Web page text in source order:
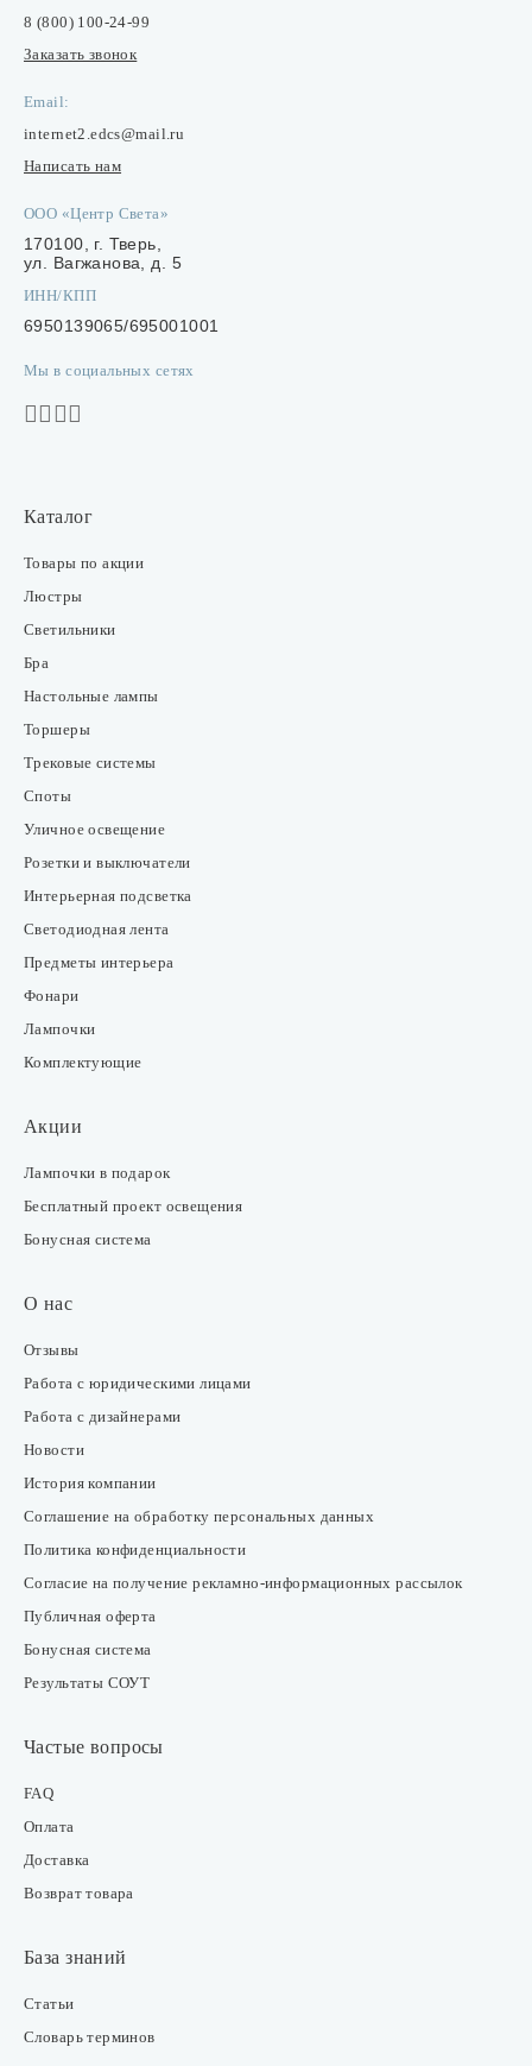
8 (800) 100-24-99
Заказать звонок
Email:
internet2.edcs@mail.ru
Написать нам
ООО «Центр Света»
170100, г. Тверь,
ул. Вагжанова, д. 5
ИНН/КПП
6950139065/695001001
Мы в социальных сетях
Каталог
Товары по акции
Люстры
Светильники
Бра
Настольные лампы
Торшеры
Трековые системы
Споты
Уличное освещение
Розетки и выключатели
Интерьерная подсветка
Светодиодная лента
Предметы интерьера
Фонари
Лампочки
Комплектующие
Акции
Лампочки в подарок
Бесплатный проект освещения
Бонусная система
О нас
Отзывы
Работа с юридическими лицами
Работа с дизайнерами
Новости
История компании
Соглашение на обработку персональных данных
Политика конфиденциальности
Согласие на получение рекламно-информационных рассылок
Публичная оферта
Бонусная система
Результаты СОУТ
Частые вопросы
FAQ
Оплата
Доставка
Возврат товара
База знаний
Статьи
Словарь терминов